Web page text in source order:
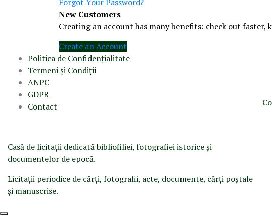
New Customers
Creating an account has many benefits: check out faster,
Create an Account
Politica de Confidenţialitate
Termeni şi Condiţii
ANPC
GDPR
Contact
Casă de licitaţii dedicată bibliofiliei, fotografiei istorice şi
documentelor de epocă.
Licitaţii periodice de cărţi, fotografii, acte, documente, cărţi poştale
şi manuscrise.